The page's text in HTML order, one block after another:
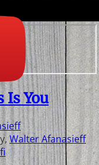
Is You
,Walter Afanasieff